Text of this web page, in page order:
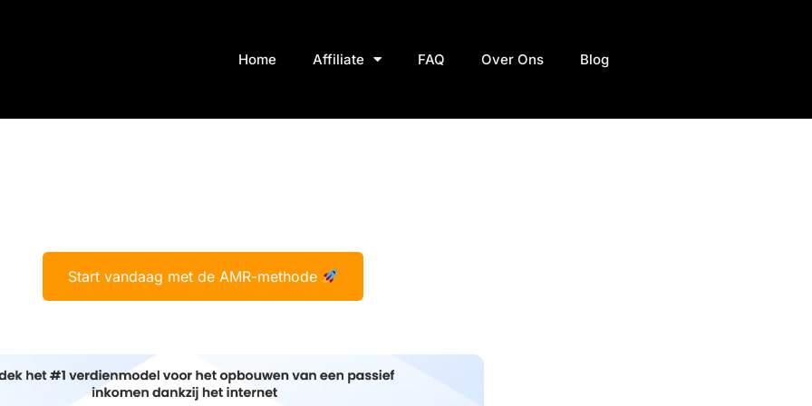
Home Affiliate FAQ Over Ons Blog
Start vandaag met de AMR-methode